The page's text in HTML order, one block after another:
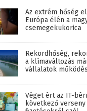
Az extrém hőség
Európa élén a
csemegekukorica
Rekordhőség,
a klímaváltozás
vállalatok
Véget ért az IT-
következő